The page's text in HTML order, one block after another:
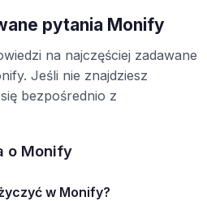
pytania Monify
na najczęściej zadawane
Jeśli nie znajdziesz
bezpośrednio z
o Monify
w Monify?